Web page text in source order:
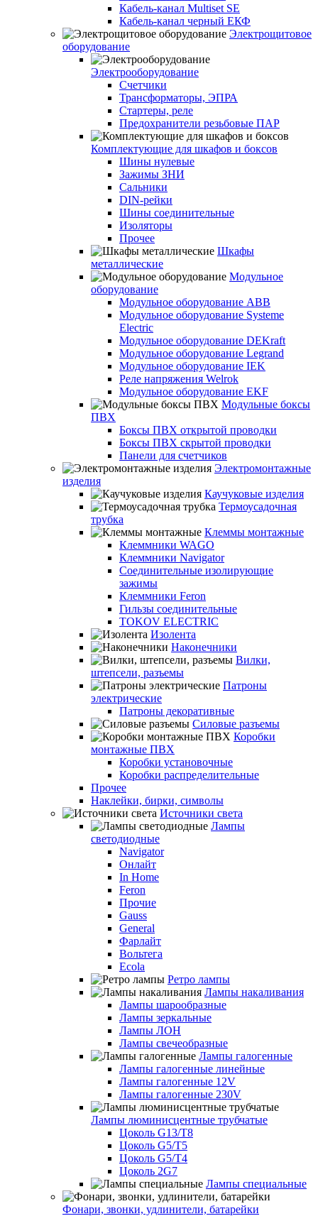
Кабель-канал Multiset SE
Кабель-канал черный ЕКФ
Электрощитовое
оборудование
Электрооборудование
Счетчики
Трансформаторы, ЭПРА
Стартеры, реле
Предохранители резьбовые ПАР
Комплектующие для шкафов и боксов
Шины нулевые
Зажимы ЗНИ
Сальники
DIN-рейки
Шины соединительные
Изоляторы
Прочее
Шкафы
металлические
Модульное
оборудование
Модульное оборудование ABB
Модульное оборудование Systeme
Electric
Модульное оборудование DEKraft
Модульное оборудование Legrand
Модульное оборудование IEK
Реле напряжения Welrok
Модульное оборудование EKF
Модульные боксы
ПВХ
Боксы ПВХ открытой проводки
Боксы ПВХ скрытой проводки
Панели для счетчиков
Электромонтажные
изделия
Каучуковые изделия
Термоусадочная
трубка
Клеммы монтажные
Клеммники WAGO
Клеммники Navigator
Соединительные изолирующие
зажимы
Клеммники Feron
Гильзы соединительные
TOKOV ELECTRIC
Изолента
Наконечники
Вилки,
штепсели, разъемы
Патроны
электрические
Патроны декоративные
Силовые разъемы
Коробки
монтажные ПВХ
Коробки установочные
Коробки распределительные
Прочее
Наклейки, бирки, символы
Источники света
Лампы
светодиодные
Navigator
Онлайт
In Home
Feron
Прочие
Gauss
General
Фарлайт
Вольтега
Ecola
Ретро лампы
Лампы накаливания
Лампы шарообразные
Лампы зеркальные
Лампы ЛОН
Лампы свечеобразные
Лампы галогенные
Лампы галогенные линейные
Лампы галогенные 12V
Лампы галогенные 230V
Лампы люминисцентные трубчатые
Цоколь G13/T8
Цоколь G5/Т5
Цоколь G5/T4
Цоколь 2G7
Лампы специальные
Фонари, звонки, удлинители, батарейки